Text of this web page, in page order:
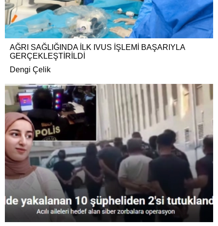
AĞRI SAĞLIĞINDA İLK IVUS İŞLEMİ BAŞARIYLA
GERÇEKLEŞTİRİLDİ
Dengi Çelik